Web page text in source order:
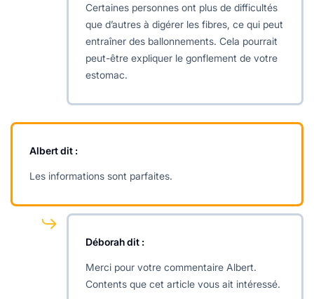
Certaines personnes ont plus de difficultés
que d’autres à digérer les fibres, ce qui peut
entraîner des ballonnements. Cela pourrait
peut-être expliquer le gonflement de votre
estomac.
Albertdit :
Les informations sont parfaites.
Déborahdit :
Merci pour votre commentaire Albert.
Contents que cet article vous ait intéressé.